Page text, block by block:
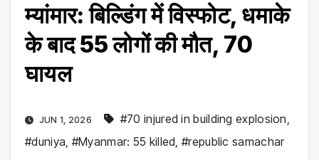
म्यांमार: बिल्डिंग में विस्फोट, धमाके
के बाद 55 लोगों की मौत, 70
घायल
JUN 1, 2026 #70 injured in building explosion
#duniya #Myanmar: 55 killed ,#republic samachar